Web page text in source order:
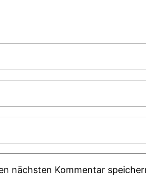
nächsten Kommentar